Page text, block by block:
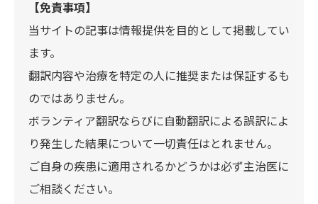
【免責事項】
当サイトの記事は情報提供を目的として掲載してい
ます。
翻訳内容や治療を特定の人に推奨または保証するも
のではありません。
ボランティア翻訳ならびに自動翻訳による誤訳によ
り発生した結果について一切責任はとれません。
ご自身の疾患に適用されるかどうかは必ず主治医に
ご相談ください。